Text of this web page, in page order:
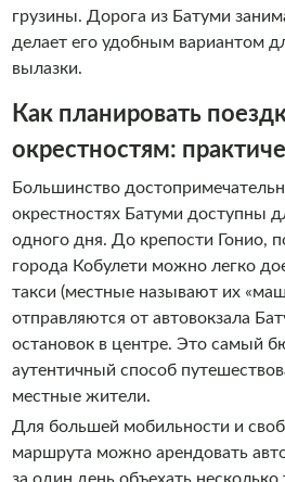
грузины. Дорога из Батуми
делает его удобным вариантом
вылазки.
Как планировать
окрестностям:
Большинство
окрестностях Батуми доступны
одного дня. До крепости Гонио,
города Кобулети можно легко
такси (местные называют их
отправляются от автовокзала
остановок в центре. Это самый
аутентичный способ
местные жители.
Для большей мобильности и
маршрута можно арендовать
за один день объехать несколько